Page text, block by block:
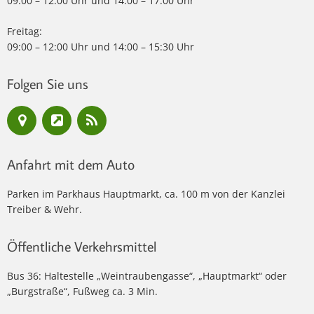
Freitag:
09:00 – 12:00 Uhr und 14:00 – 15:30 Uhr
Folgen Sie uns
Anfahrt mit dem Auto
Parken im Parkhaus Hauptmarkt, ca. 100 m von der Kanzlei
Treiber & Wehr.
Öffentliche Verkehrsmittel
Bus 36: Haltestelle „Weintraubengasse“, „Hauptmarkt“ oder
„Burgstraße“, Fußweg ca. 3 Min.